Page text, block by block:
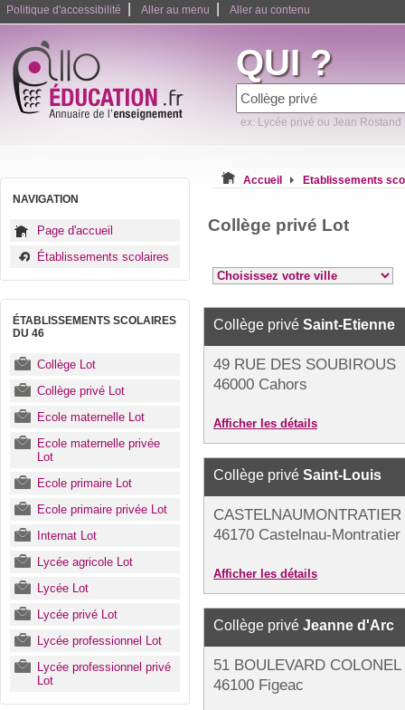
Politique d'accessibilité Aller au menu Aller au contenu
QUI ?
ex: Lycée privé ou Jean Rostand
NAVIGATION
Page d'accueil
Établissements scolaires
ÉTABLISSEMENTS SCOLAIRES
DU 46
Collège Lot
Collège privé Lot
Ecole maternelle Lot
Ecole maternelle privée
Lot
Ecole primaire Lot
Ecole primaire privée Lot
Internat Lot
Lycée agricole Lot
Lycée Lot
Lycée privé Lot
Lycée professionnel Lot
Lycée professionnel privé
Lot
Accueil Etablissements
Collège privé Lot
Collège privé Saint-Etienne
49 RUE DES SOUBIROUS
46000 Cahors
Afficher les détails
Collège privé Saint-Louis
CASTELNAUMONTRATIER
46170 Castelnau-Montratier
Afficher les détails
Collège privé Jeanne d'Arc
51 BOULEVARD
46100 Figeac